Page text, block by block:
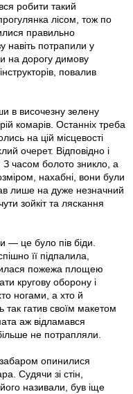
робити такий
лісом, тож по
правильно
навіть потрапили у
на дорогу димову
повалив
в височезну зелену
комарів. Останніх треба
на цій місцевості
очерет. Відповідно і
З часом болото зникло, а
нахабні, вони були
лише на дуже незначний
зойкіт та ляскання
— це було пів біди.
її підпалила,
пожежа площею
кругову оборону і
ногами, а хто й
гатив своїм макетом
аж відламався
не потрапляли.
опинилися
Судячи зі стін,
називали, був іще